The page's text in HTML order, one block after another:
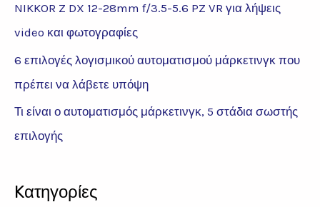
NIKKOR Z DX 12-28mm f/3.5-5.6 PZ VR για λήψεις
video και φωτογραφίες
6 επιλογές λογισμικού αυτοματισμού μάρκετινγκ που
πρέπει να λάβετε υπόψη
Τι είναι ο αυτοματισμός μάρκετινγκ, 5 στάδια σωστής
επιλογής
Kατηγορίες